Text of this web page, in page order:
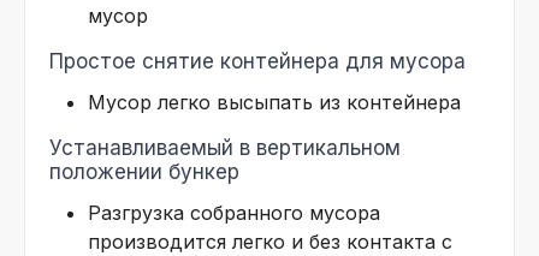
мусор
Простое снятие контейнера для мусора
Мусор легко высыпать из контейнера
Устанавливаемый в вертикальном
положении бункер
Разгрузка собранного мусора
производится легко и без контакта с